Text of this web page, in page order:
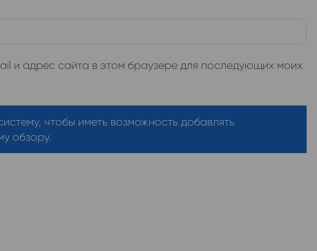
и адрес сайта в этом браузере для последующих моих
чтобы иметь возможность добавлять
обзору.